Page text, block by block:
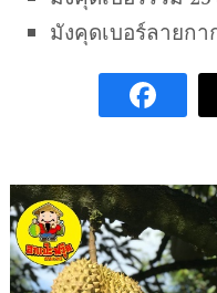
มังคุดเบอร์ลายกา